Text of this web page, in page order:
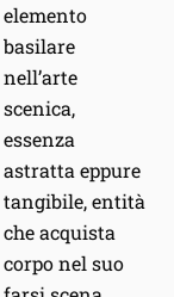
elemento
basilare
nell’arte
scenica,
essenza
astratta eppure
tangibile, entità
che acquista
corpo nel suo